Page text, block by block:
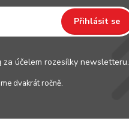
Přihlásit se
za účelem rozesílky newsletteru.
dvakrát ročně.